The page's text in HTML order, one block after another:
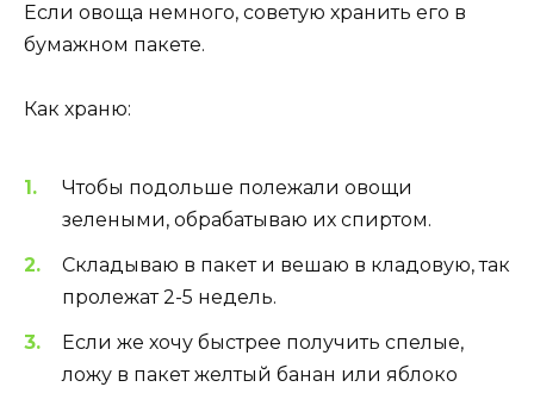
Если овоща немного, советую хранить его в
бумажном пакете.
Как храню:
Чтобы подольше полежали овощи
зелеными, обрабатываю их спиртом.
Складываю в пакет и вешаю в кладовую, так
пролежат 2-5 недель.
Если же хочу быстрее получить спелые,
ложу в пакет желтый банан или яблоко